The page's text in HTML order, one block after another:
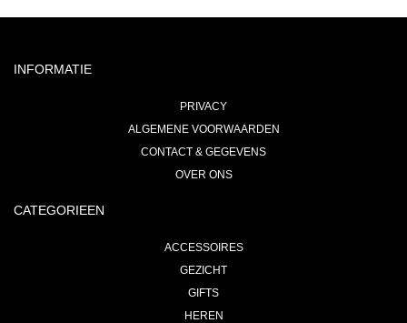
INFORMATIE
PRIVACY
ALGEMENE VOORWAARDEN
CONTACT & GEGEVENS
OVER ONS
CATEGORIEEN
ACCESSOIRES
GEZICHT
GIFTS
HEREN